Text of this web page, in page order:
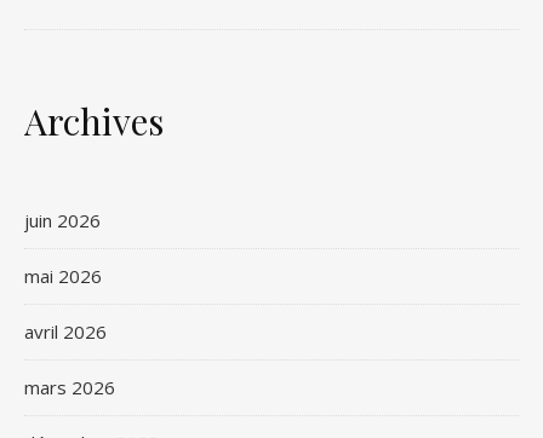
Archives
juin 2026
mai 2026
avril 2026
mars 2026